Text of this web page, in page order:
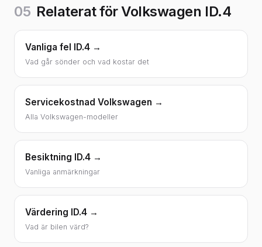
05 Relaterat för Volkswagen ID.4
Vanliga fel ID.4 →
Vad går sönder och vad kostar det
Servicekostnad Volkswagen →
Alla Volkswagen-modeller
Besiktning ID.4 →
Vanliga anmärkningar
Värdering ID.4 →
Vad är bilen värd?